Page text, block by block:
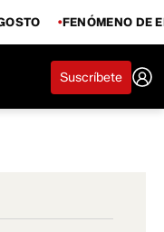
FENÓMENO DE
Suscríbete